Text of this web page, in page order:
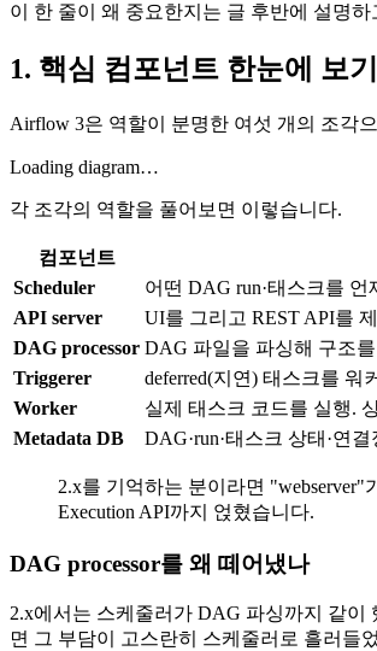
이 한 줄이 왜 중요한지는 글 후반에 설명
1. 핵심 컴포넌트 한눈에 보기
Airflow 3은 역할이 분명한 여섯 개의 조각
Loading diagram…
각 조각의 역할을 풀어보면 이렇습니다.
컴포넌트
Scheduler
어떤 DAG run·태스크를
API server
UI를 그리고 REST API를
DAG processor DAG 파일을 파싱해 구조
Triggerer
deferred(지연) 태스크를 워
Worker
실제 태스크 코드를 실행.
Metadata DB
DAG·run·태스크 상태·연
2.x를 기억하는 분이라면
Execution API까지 얹혔습니다.
DAG processor를 왜 떼어냈나
2.x에서는 스케줄러가 DAG 파싱까지 같이
면 그 부담이 고스란히 스케줄러로 흘러들